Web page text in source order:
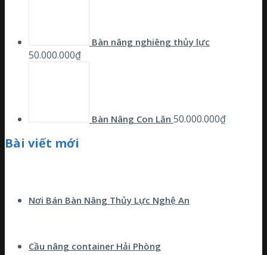
Bàn nâng nghiêng thủy lực
50.000.000₫
Bàn Nâng Con Lăn 50.000.000₫
Bài viết mới
Nơi Bán Bàn Nâng Thủy Lực Nghệ An
Cầu nâng container Hải Phòng